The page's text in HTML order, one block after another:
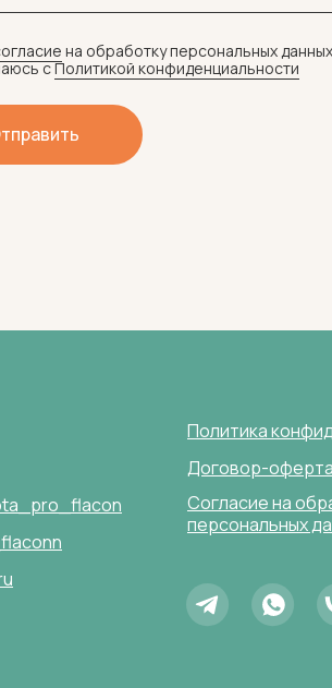
на обработку персональных
cПолитикой конфиденциальности
Политика
Согласие на
персональных
Договор-оферта